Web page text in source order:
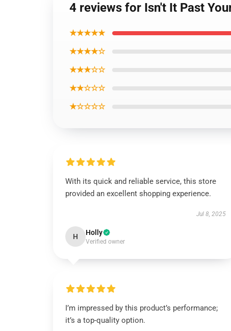
4 reviews for Isn't It Past
★★★★★
★★★★☆
★★★☆☆
★★☆☆☆
★☆☆☆☆
With its quick and reliable service, this store
provided an excellent shopping experience.
Jul 8, 2025
H Holly
Verified owner
I’m impressed by this product’s performance;
it’s a top-quality option.